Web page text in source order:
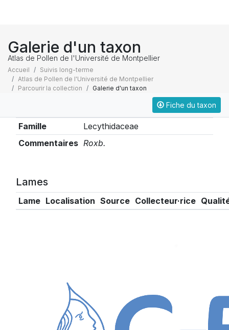
Galerie d'un taxon
Atlas de Pollen de l'Université de Montpellier
Accueil
Suivis long-terme
Atlas de Pollen de l'Université de Montpellier
Parcourir la collection
Galerie d'un taxon
Fiche du taxon
Famille
Lecythidaceae
Commentaires Roxb.
Lames
Lame Localisation Source Collecteur·rice